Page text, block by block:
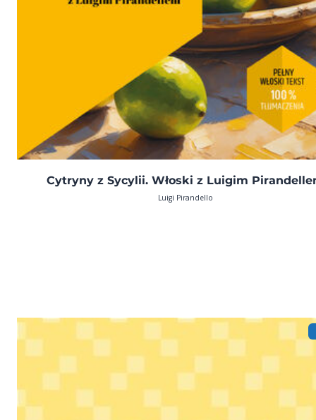
Cytryny z Sycylii. Włoski z Luigim
Luigi Pirandello